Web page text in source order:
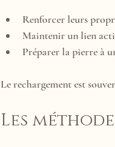
Renforcer leurs
Maintenir un lien
Préparer la pierre à
Le rechargement est
Les